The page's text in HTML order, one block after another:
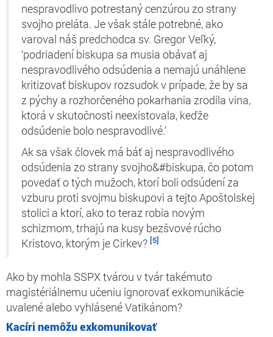
nespravodlivo potrestaný cenzúrou zo strany
svojho preláta. Je však stále potrebné, ako
varoval náš predchodca sv. Gregor Veľký,
‘podriadení biskupa sa musia obávať aj
nespravodlivého odsúdenia a nemajú unáhlene
kritizovať biskupov rozsudok v prípade, že by sa
z pýchy a rozhorčeného pokarhania zrodila vina,
ktorá v skutočnosti neexistovala, keďže
odsúdenie bolo nespravodlivé.’
Ak sa však človek má báť aj nespravodlivého
odsúdenia zo strany svojho&#biskupa, čo potom
povedať o tých mužoch, ktorí boli odsúdení za
vzburu proti svojmu biskupovi a tejto Apoštolskej
stolici a ktorí, ako to teraz robia novým
schizmom, trhajú na kusy bezšvové rúcho
Kristovo, ktorým je Cirkev? [5]
Ako by mohla SSPX tvárou v tvár takémuto
magistériálnemu učeniu ignorovať exkomunikácie
uvalené alebo vyhlásené Vatikánom?
Kacíri nemôžu exkomunikovať